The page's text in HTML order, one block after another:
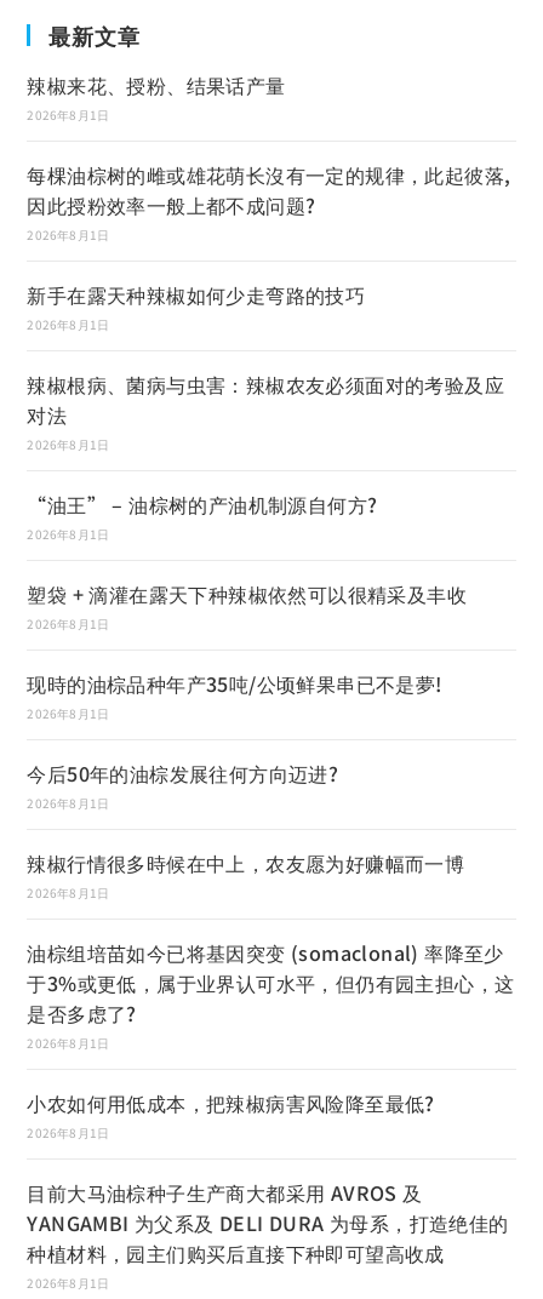
最新文章
辣椒来花、授粉、结果话产量
2026年8月1日
每棵油棕树的雌或雄花萌长沒有一定的规律，此起彼落,
因此授粉效率一般上都不成问题?
2026年8月1日
新手在露天种辣椒如何少走弯路的技巧
2026年8月1日
辣椒根病、菌病与虫害：辣椒农友必须面对的考验及应
对法
2026年8月1日
“油王” – 油棕树的产油机制源自何方?
2026年8月1日
塑袋 + 滴灌在露天下种辣椒依然可以很精采及丰收
2026年8月1日
现時的油棕品种年产35吨/公顷鲜果串已不是夢!
2026年8月1日
今后50年的油棕发展往何方向迈进?
2026年8月1日
辣椒行情很多時候在中上，农友愿为好赚幅而一博
2026年8月1日
油棕组培苗如今已将基因突变 (somaclonal) 率降至少
于3%或更低，属于业界认可水平，但仍有园主担心，这
是否多虑了?
2026年8月1日
小农如何用低成本，把辣椒病害风险降至最低?
2026年8月1日
目前大马油棕种子生产商大都采用 AVROS 及
YANGAMBI 为父系及 DELI DURA 为母系，打造绝佳的
种植材料，园主们购买后直接下种即可望高收成
2026年8月1日